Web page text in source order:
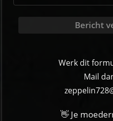
Bericht
Werk dit
Mail
👋 Je